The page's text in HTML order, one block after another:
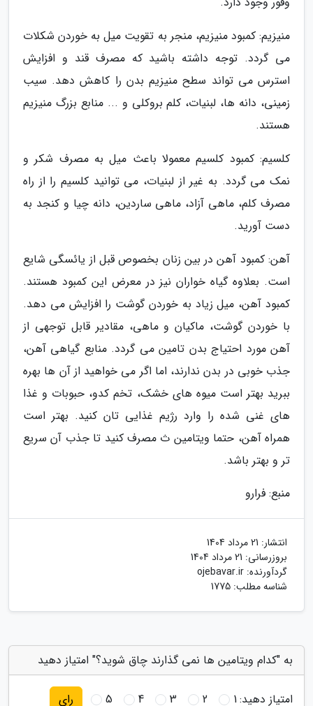
منیزیم: کمبود منیزیم، منجر به تقویت میل به خوردن شکلات
می گردد. توجه داشته باشید که مصرف قند و افزایش
استرس می تواند سطح منیزیم بدن را کاهش دهد. سیب
زمینی، دانه ها، لبنیات، کلم بروکلی و ... منابع بزرگ منیزیم
هستند.
کلسیم: کمبود کلسیم معمولا باعث میل به مصرف شکر و
نمک می گردد. به غیر از لبنیات، می توانید کلسیم را از راه
مصرف کلم، ماهی آزاد، ماهی ساردین، دانه چیا و کنجد به
دست آورید.
آهن: کمبود آهن در بین زنان بخصوص قبل از یائسگی شایع
است. بعلاوه گیاه خواران نیز در معرض این کمبود هستند.
کمبود آهن، میل زیاد به خوردن گوشت را افزایش می دهد.
با خوردن گوشت، ماکیان و ماهی، مقادیر قابل توجهی از
آهن مورد احتیاج بدن تامین می گردد. منابع گیاهی آهن،
جذب خوبی در بدن ندارند، اما اگر می خواهید از آن ها بهره
ببرید بهتر است میوه های خشک، تخم کدو، حبوبات و غذا
های غنی شده را وارد رژیم غذایی تان کنید. بهتر است
همراه آهن، حتما ویتامین ث مصرف کنید تا جذب آن سریع
تر و بهتر باشد.
منبع: فرارو
انتشار: 21 مرداد 1404
بروزرسانی: 21 مرداد 1404
گردآورنده: ojebavar.ir
شناسه مطلب: 1775
به "کدام ویتامین ها نمی گذارند چاق شوید؟" امتیاز دهید
امتیاز دهید:1
2
3
4
5 رای